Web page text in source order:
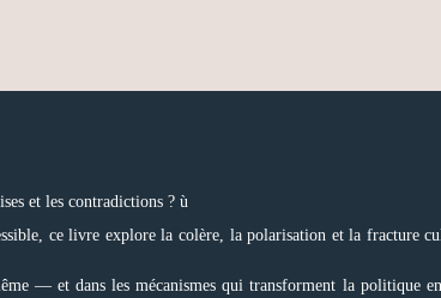
et les contradictions ? ù
ce livre explore la colère, la polarisation et la fracture
— et dans les mécanismes qui transforment la politique